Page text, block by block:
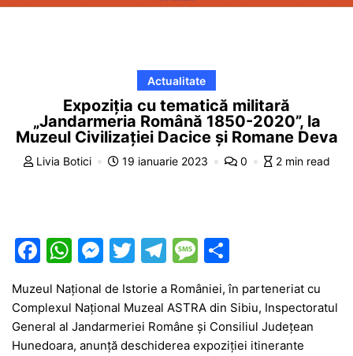
Actualitate
Expoziția cu tematică militară
„Jandarmeria Română 1850-2020”, la
Muzeul Civilizației Dacice și Romane Deva
Livia Botici 19 ianuarie 2023 0 2 min read
F
c
e
W
h
at
s
M
s
s
T
w
itt
er
T
e
gr
M
e
s
s
ar
ta
je
Muzeul Național de Istorie a României, în parteneriat cu
Complexul Național Muzeal ASTRA din Sibiu, Inspectoratul
General al Jandarmeriei Române și Consiliul Județean
Hunedoara, anunță deschiderea expoziției itinerante